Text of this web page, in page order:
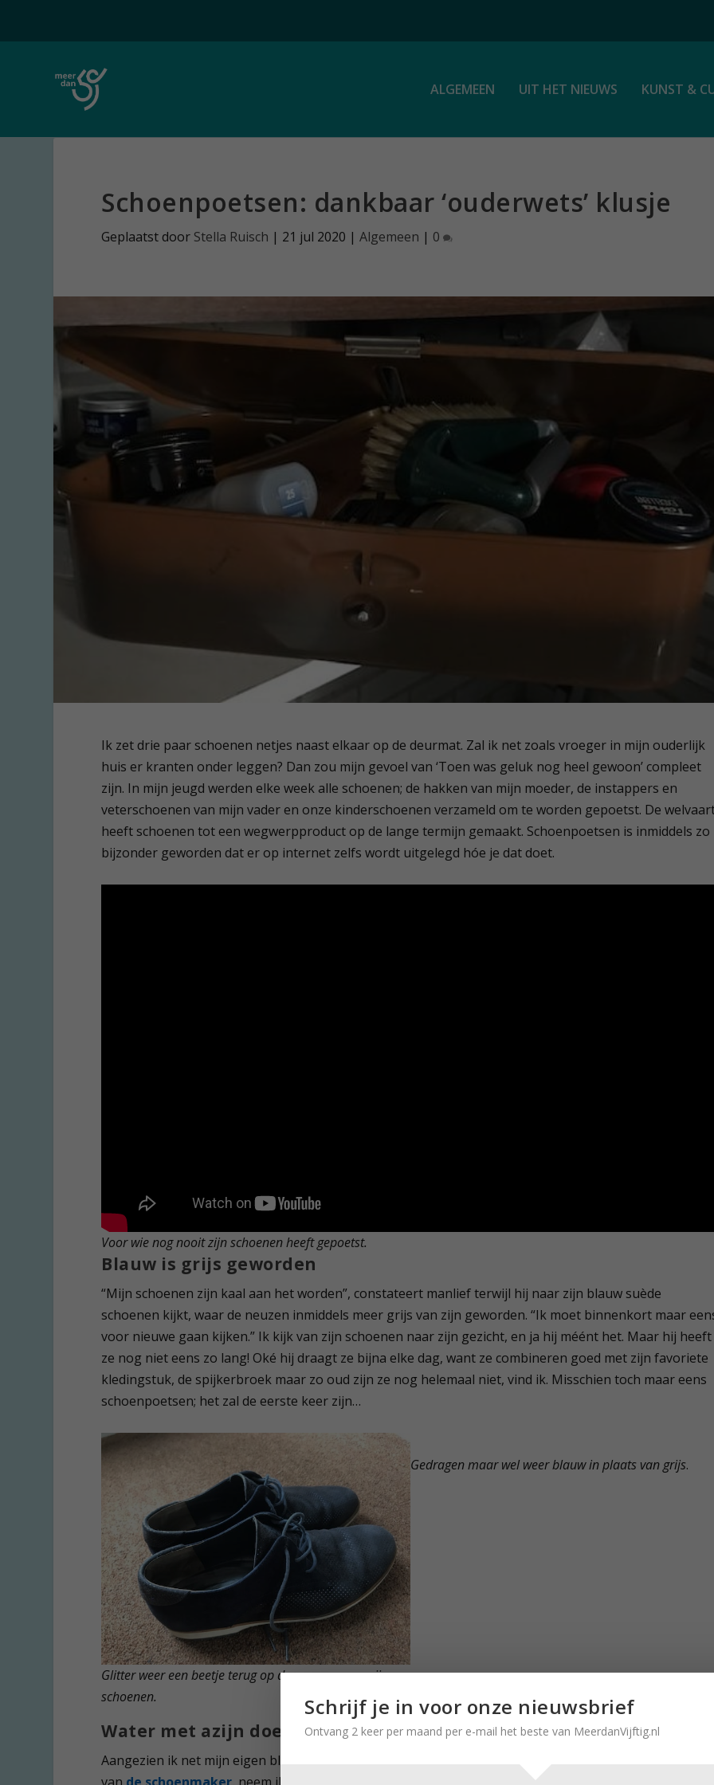
ALGEMEEN UIT HET NIEUWS KUNST &
Schoenpoetsen: dankbaar ‘ouderwets’ klusje
Geplaatst door Stella Ruisch | 21 jul 2020 |Algemeen | 0
Ik zet drie paar schoenen netjes naast elkaar op de deurmat. Zal ik net zoals vroeger in mijn ouderlijk
huis er kranten onder leggen? Dan zou mijn gevoel van ‘Toen was geluk nog heel gewoon’ compleet
zijn. In mijn jeugd werden elke week alle schoenen; de hakken van mijn moeder, de instappers en
veterschoenen van mijn vader en onze kinderschoenen verzameld om te worden gepoetst. De
heeft schoenen tot een wegwerpproduct op de lange termijn gemaakt. Schoenpoetsen is inmiddels zo
bijzonder geworden dat er op internet zelfs wordt uitgelegd hóe je dat doet.
Voor wie nog nooit zijn schoenen heeft gepoetst.
Blauw is grijs geworden
“Mijn schoenen zijn kaal aan het worden”, constateert manlief terwijl hij naar zijn blauw suède
schoenen kijkt, waar de neuzen inmiddels meer grijs van zijn geworden. “Ik moet binnenkort maar
voor nieuwe gaan kijken.” Ik kijk van zijn schoenen naar zijn gezicht, en ja hij méént het. Maar hij heeft
ze nog niet eens zo lang! Oké hij draagt ze bijna elke dag, want ze combineren goed met zijn favoriete
kledingstuk, de spijkerbroek maar zo oud zijn ze nog helemaal niet, vind ik. Misschien toch maar eens
schoenpoetsen; het zal de eerste keer zijn…
Glitter weer een beetje terug op de wangen van mijn
schoenen.
Gedragen maar wel weer blauw in plaats van grijs.
Water met azijn doet wonderen
Aangezien ik net mijn eigen blauwe suède met glitter verrijkte schoenen heb vertroeteld op
van de schoenmaker, neem ik me voor om die werkwijze ook op zijn schoenen toe te passen. Eerst
Schrijf je in voor onze nieuwsbrief
Ontvang 2 keer per maand per e-mail het beste van MeerdanVijftig.nl